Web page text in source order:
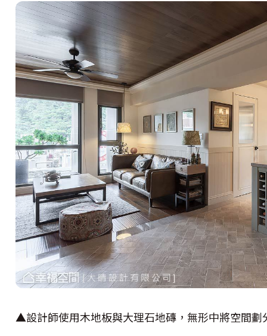
▲設計師使用木地板與大理石地磚，無形中將空間